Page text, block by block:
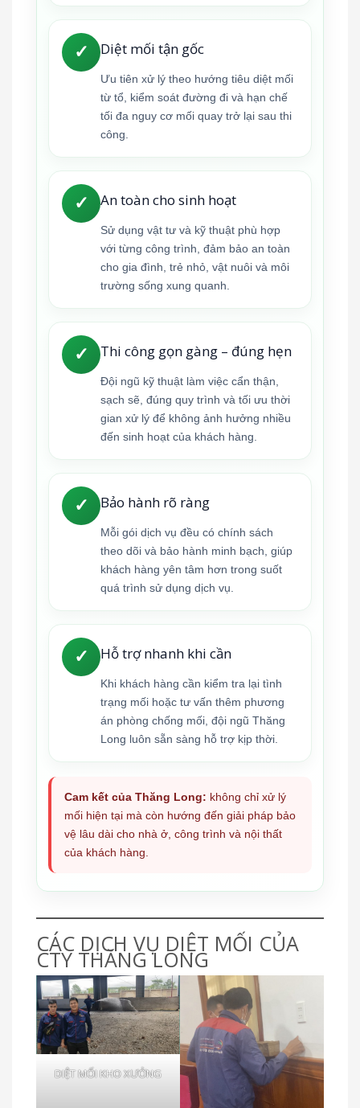
✓ Diệt mối tận gốc
Ưu tiên xử lý theo hướng tiêu diệt mối
từ tổ, kiểm soát đường đi và hạn chế
tối đa nguy cơ mối quay trở lại sau thi
công.
✓ An toàn cho sinh hoạt
Sử dụng vật tư và kỹ thuật phù hợp
với từng công trình, đảm bảo an toàn
cho gia đình, trẻ nhỏ, vật nuôi và môi
trường sống xung quanh.
✓ Thi công gọn gàng – đúng hẹn
Đội ngũ kỹ thuật làm việc cẩn thận,
sạch sẽ, đúng quy trình và tối ưu thời
gian xử lý để không ảnh hưởng nhiều
đến sinh hoạt của khách hàng.
✓ Bảo hành rõ ràng
Mỗi gói dịch vụ đều có chính sách
theo dõi và bảo hành minh bạch, giúp
khách hàng yên tâm hơn trong suốt
quá trình sử dụng dịch vụ.
✓ Hỗ trợ nhanh khi cần
Khi khách hàng cần kiểm tra lại tình
trạng mối hoặc tư vấn thêm phương
án phòng chống mối, đội ngũ Thăng
Long luôn sẵn sàng hỗ trợ kịp thời.
Cam kết của Thăng Long: không chỉ xử lý
mối hiện tại mà còn hướng đến giải pháp bảo
vệ lâu dài cho nhà ở, công trình và nội thất
của khách hàng.
CÁC DỊCH VỤ DIỆT MỐI CỦA
CTY THĂNG LONG
DIỆT MỐI KHO XƯỞNG